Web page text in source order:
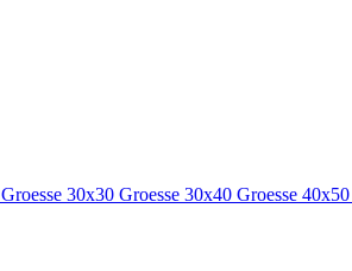
Groesse 30x30 Groesse 30x40 Groesse 40x50